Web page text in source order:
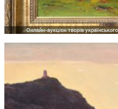
Онлайн-аукціон творів